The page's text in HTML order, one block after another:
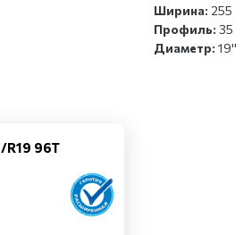
Ширина: 255
Профиль:35
Диаметр:19''
R19 96T